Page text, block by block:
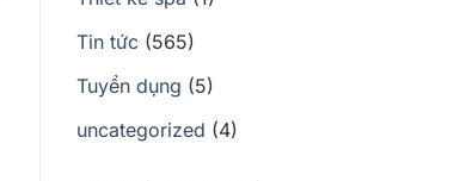
Tin tức (565)
Tuyển dụng (5)
uncategorized (4)